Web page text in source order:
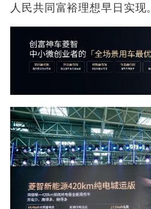
人民共同富裕理想早日实现。